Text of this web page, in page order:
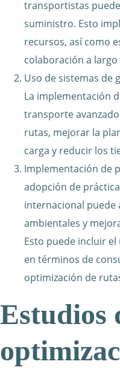
transportistas
suministro. Esto
recursos, así como
colaboración a largo
Uso de sistemas de
La implementación
transporte
rutas, mejorar la
carga y reducir los
Implementación de
adopción de
internacional puede
ambientales y
Esto puede incluir
en términos de
optimización de
Estudios